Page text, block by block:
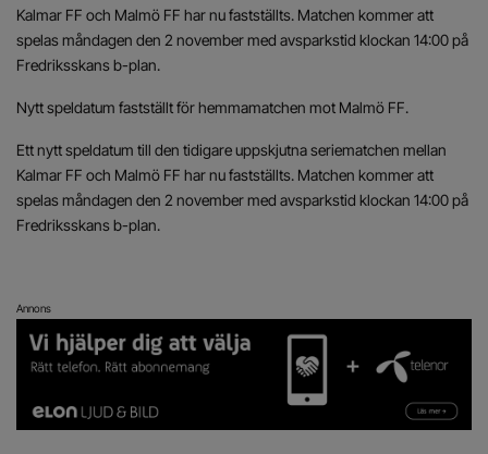
Kalmar FF och Malmö FF har nu fastställts. Matchen kommer att
spelas måndagen den 2 november med avsparkstid klockan 14:00 på
Fredriksskans b-plan.
Nytt speldatum fastställt för hemmamatchen mot Malmö FF.
Ett nytt speldatum till den tidigare uppskjutna seriematchen mellan
Kalmar FF och Malmö FF har nu fastställts. Matchen kommer att
spelas måndagen den 2 november med avsparkstid klockan 14:00 på
Fredriksskans b-plan.
Annons